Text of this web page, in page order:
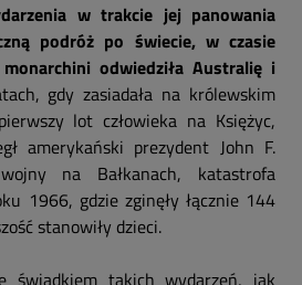
w trakcie jej panowania
podróż po świecie, w czasie
odwiedziła Australię i
gdy zasiadała na królewskim
lot człowieka na Księżyc,
amerykański prezydent John F.
na Bałkanach, katastrofa
1966, gdzie zginęły łącznie 144
stanowiły dzieci.
świadkiem takich wydarzeń, jak